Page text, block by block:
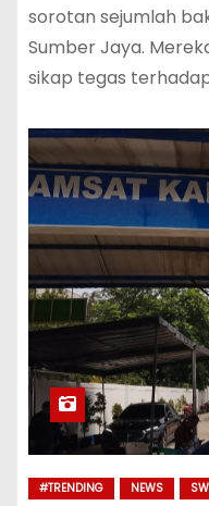
sorotan sejumlah
Sumber Jaya.
sikap tegas
#TRENDING NEWS